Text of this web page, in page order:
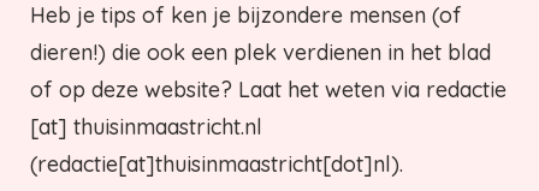
Heb je tips of ken je bijzondere mensen (of
dieren!) die ook een plek verdienen in het blad
of op deze website? Laat het weten via redactie
[at] thuisinmaastricht.nl
(redactie[at]thuisinmaastricht[dot]nl).